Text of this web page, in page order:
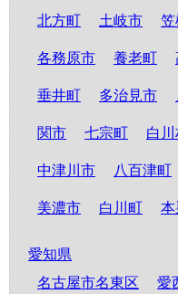
北方町 土岐市 笠
各務原市 養老町
垂井町 多治見市
関市 七宗町 白
中津川市 八百津町
美濃市 白川町 本
愛知県
名古屋市名東区
愛